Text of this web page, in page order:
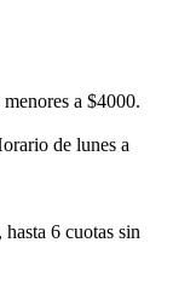
a $4000.
de lunes a
6 cuotas sin